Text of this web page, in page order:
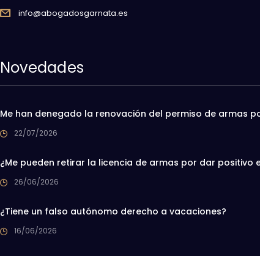
info@abogadosgarnata.es
Novedades
Me han denegado la renovación del permiso de armas
22/07/2026
¿Me pueden retirar la licencia de armas por dar positivo
26/06/2026
¿Tiene un falso autónomo derecho a vacaciones?
16/06/2026